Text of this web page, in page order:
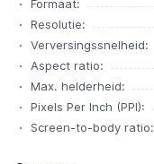
Formaat:
Resolutie:
Verversingssnelheid:
Aspect ratio:
Max. helderheid:
Pixels Per Inch (PPI):
Screen-to-body ratio: